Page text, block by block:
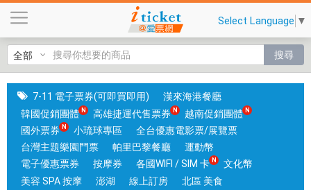
瀨
農
場
|
國
旅
卡
門
市
Select Language ▼
搜尋
7-11 電子票券(可即買即用)
漢來海港餐廳
韓國促銷團體
高雄捷運代售票券
越南促銷團體
國外票券
小琉球專區
全台優惠電影票/展覽票
台灣主題樂園門票
帕里巴黎餐廳
運動幣
電子優惠票券
按摩券 各國WIFI / SIM 卡
文化幣
美容 SPA 按摩
澎湖 線上訂房
北區 美食